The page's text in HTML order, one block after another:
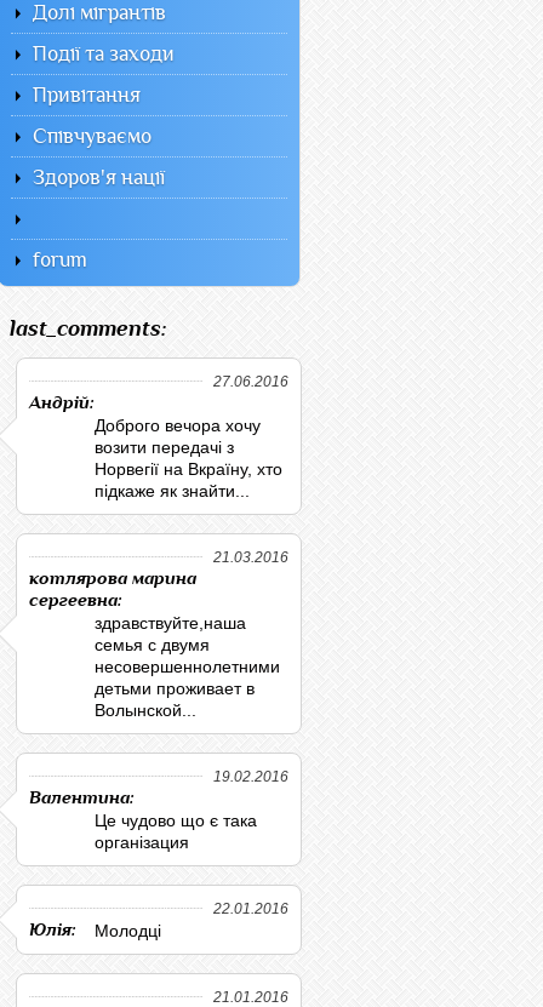
Долі мігрантів
Події та заходи
Привітання
Співчуваємо
Здоров'я нації
forum
last_comments:
27.06.2016
Андрій:
Доброго вечора хочу
возити передачі з
Норвегії на Вкраїну, хто
підкаже як знайти...
21.03.2016
котлярова марина
сергеевна:
здравствуйте,наша
семья с двумя
несовершеннолетними
детьми проживает в
Волынской...
19.02.2016
Валентина:
Це чудово що є така
організация
22.01.2016
Юлія: Молодці
21.01.2016